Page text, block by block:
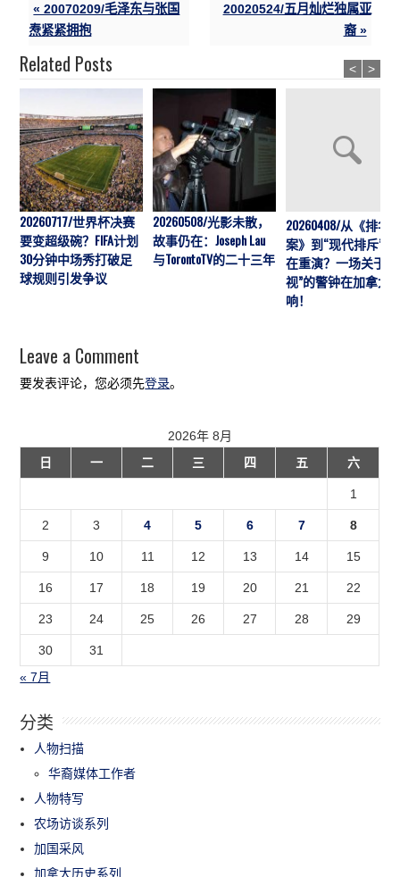
« 20070209/毛泽东与张国
焘紧紧拥抱
20020524/五月灿烂独属亚
裔 »
Related Posts
20260717/世界杯决赛
要变超级碗？FIFA计划
30分钟中场秀打破足
球规则引发争议
20260508/光影未散，
故事仍在：Joseph Lau
与TorontoTV的二十三年
20260408/从《排华
案》到“现代排斥”历
在重演？一场关于“
视”的警钟在加拿大
响！
< >
Leave a Comment
要发表评论，您必须先登录。
2026年 8月
日
一 二 三 四 五 六
1
2 3 4 5 6 7 8
9 10 11 12 13 14 15
16 17 18 19 20 21 22
23 24 25 26 27 28 29
30
31
« 7月
分类
人物扫描
华裔媒体工作者
人物特写
农场访谈系列
加国采风
加拿大历史系列